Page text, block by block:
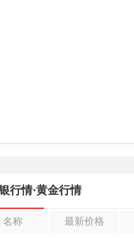
行情·黄金行情
名称 最新价格